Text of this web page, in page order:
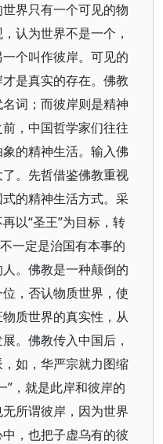
界只有一个可见的物
认为世界不是一个，
个叫作彼岸。可见的
是真实的存在。佛教
词；而彼岸则是精神
，中国哲学家们往往
的精神生活。输入佛
。先哲借鉴佛教重视
的精神生活方式。采
以“圣王”为目标，转
一定是治国有本事的
。佛教是一种颠倒的
，否认物质世界，使
质世界的真实性，从
。佛教传入中国后，
如，华严宗就力图缩
”，就是此岸和彼岸的
所谓彼岸，因为世界
，也把子虚乌有的彼